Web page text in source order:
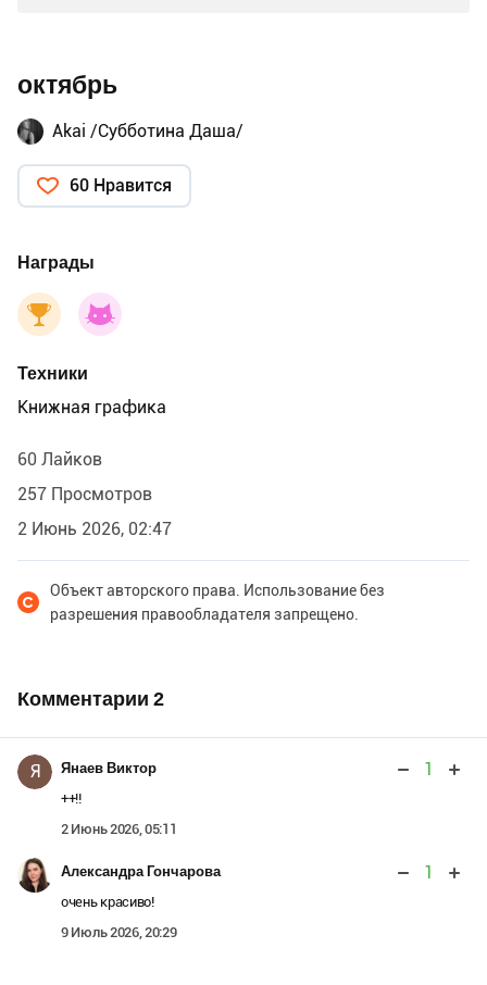
октябрь
Akai /Субботина Даша/
60 Нравится
Награды
Техники
Книжная графика
60 Лайков
257 Просмотров
2 Июнь 2026, 02:47
Объект авторского права. Использование без
разрешения правообладателя запрещено.
Комментарии 2
Я Янаев Виктор 1
++!!
2 Июнь 2026, 05:11
Александра Гончарова 1
очень красиво!
9 Июль 2026, 20:29